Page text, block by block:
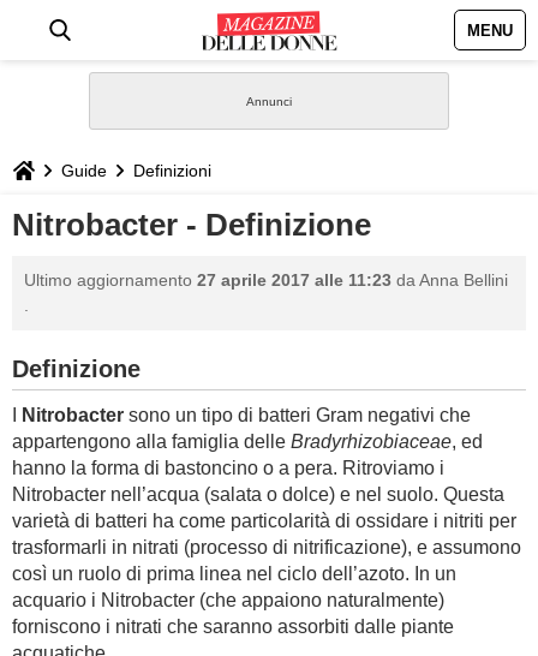
MENU
STILE
BIOGRAFIE
CAPELLI
SESSO
BAMBINO
Guide Definizioni
Nitrobacter - Definizione
Ultimo aggiornamento 27 aprile 2017 alle 11:23 da Anna Bellini
Definizione
Nitrobacter sono un tipo di batteri Gram negativi che
appartengono alla famiglia delle Bradyrhizobiaceae, ed
hanno la forma di bastoncino o a pera. Ritroviamo i
Nitrobacter nell’acqua (salata o dolce) e nel suolo. Questa
varietà di batteri ha come particolarità di ossidare i nitriti per
trasformarli in nitrati (processo di nitrificazione), e assumono
così un ruolo di prima linea nel ciclo dell’azoto. In un
acquario i Nitrobacter (che appaiono naturalmente)
forniscono i nitrati che saranno assorbiti dalle piante